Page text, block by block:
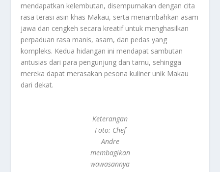
mendapatkan kelembutan, disempurnakan dengan cita
rasa terasi asin khas Makau, serta menambahkan asam
jawa dan cengkeh secara kreatif untuk menghasilkan
perpaduan rasa manis, asam, dan pedas yang
kompleks. Kedua hidangan ini mendapat sambutan
antusias dari para pengunjung dan tamu, sehingga
mereka dapat merasakan pesona kuliner unik Makau
dari dekat.
Keterangan
Foto: Chef
Andre
membagikan
wawasannya